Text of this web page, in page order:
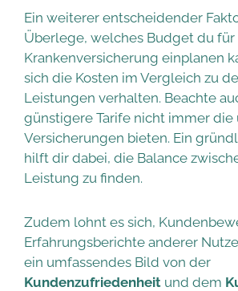
Ein weiterer entscheidender
Überlege, welches Budget du
Krankenversicherung einplanen
sich die Kosten im Vergleich zu
Leistungen verhalten. Beachte
günstigere Tarife nicht immer die
Versicherungen bieten. Ein
hilft dir dabei, die Balance
Leistung zu finden.
Zudem lohnt es sich,
Erfahrungsberichte anderer
ein umfassendes Bild von der
Kundenzufriedenheit und dem